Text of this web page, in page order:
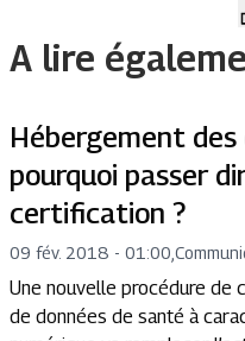
A lire
Hébergement des
pourquoi passer
certification ?
09 fév. 2018 - 01:00
Une nouvelle procédure de
de données de santé à